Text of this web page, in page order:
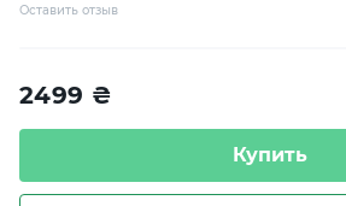
Оставить отзыв
2499 ₴
Купить